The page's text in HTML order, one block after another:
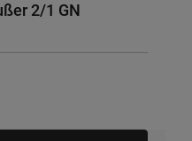
2/1 GN